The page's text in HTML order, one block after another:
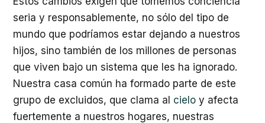
seria y responsablemente, no sólo del tipo de
mundo que podríamos estar dejando a nuestros
hijos, sino también de los millones de personas
que viven bajo un sistema que les ha ignorado.
Nuestra casa común ha formado parte de este
grupo de excluidos, que clama al cielo y afecta
fuertemente a nuestros hogares, nuestras